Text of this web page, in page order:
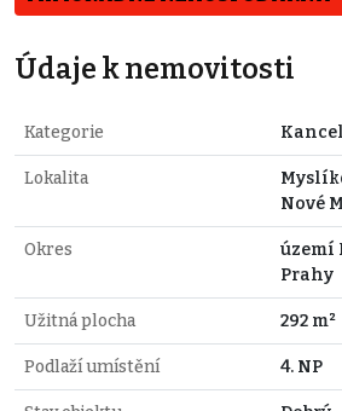
Údaje k nemovitosti
Kategorie
Lokalita
Nové
Okres
území
Prahy
Užitná plocha 292 m²
Podlaží umístění 4. NP